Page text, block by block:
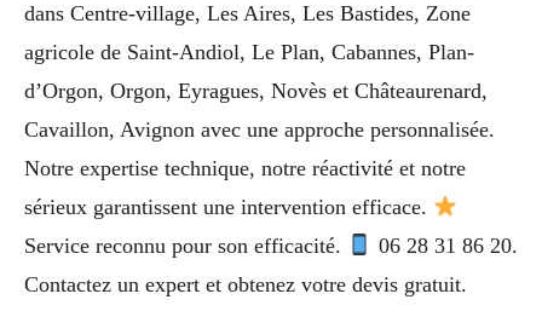
dans Centre-village, Les Aires, Les Bastides, Zone
agricole de Saint-Andiol, Le Plan, Cabannes, Plan-
d’Orgon, Orgon, Eyragues, Novès et Châteaurenard,
Cavaillon, Avignon avec une approche personnalisée.
Notre expertise technique, notre réactivité et notre
sérieux garantissent une intervention efficace.
Service reconnu pour son efficacité.
06 28 31 86 20.
Contactez un expert et obtenez votre devis gratuit.